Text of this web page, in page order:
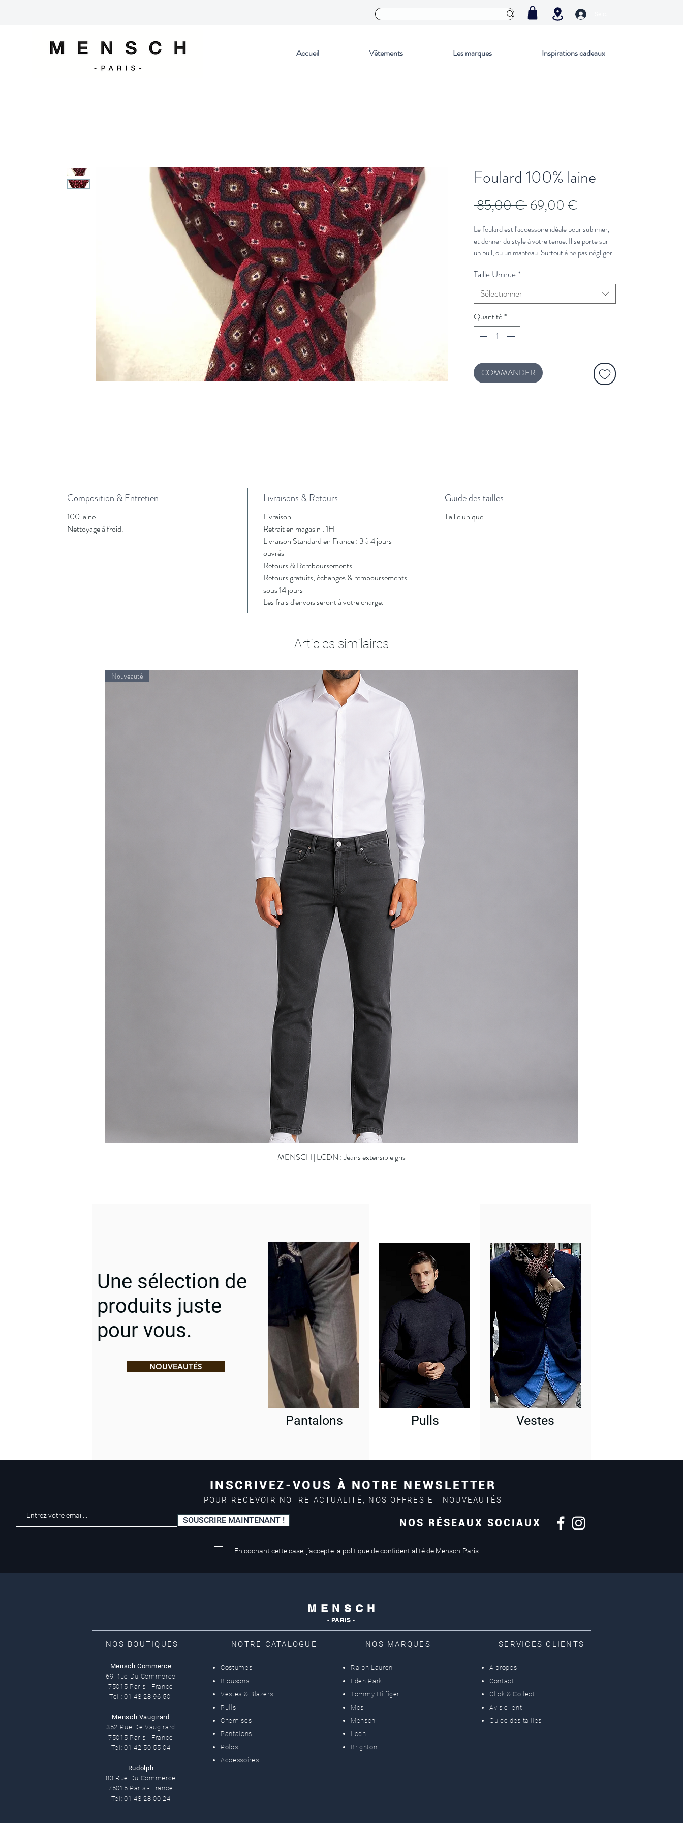
Accueil Vêtements Les marques Inspirations cadeaux
Foulard 100% laine
85,00 € Prix
69,00 €
Le foulard est l'accessoire idéale pour sublimer,
et donner du style à votre tenue. Il se porte sur
un pull, ou un manteau. Surtout à ne pas négliger.
À associer avec :
Veste en laine Menschetun pull camionneur
Vous souhaitez plus de conseils de stylisme?
Cliquez ici et un styliste vous rappelle.
Taille Unique*
Sélectionner
Quantité*
COMMANDER
Composition & Entretien
100 laine.
Nettoyage à froid.
Livraisons & Retours
Livraison :
Retrait en magasin : 1H
Livraison Standard en France : 3 à 4 jours
ouvrés
Retours & Remboursements :
Retours gratuits, échanges & remboursements
sous 14 jours
Les frais d'envois seront à votre charge.
Guide des tailles
Taille unique.
Articles similaires
Aperçu rapide
Nouveauté
MENSCH | LCDN : Jeans extensible gris
Une sélection de
produits juste
pour vous.
NOUVEAUTÉS
Pantalons Pulls Vestes
Mastercard, Visa
en magasin
INSCRIVEZ-VOUS À NOTRE NEWSLETTER
POUR RECEVOIR NOTRE ACTUALITÉ, NOS OFFRES ET NOUVEAUTÉS
SOUSCRIRE MAINTENANT ! NOS RÉSEAUX SOCIAUX
En cochant cette case, j'accepte la politique de confidentialité de Mensch-Paris
M E N S C H
- PARIS -
NOS BOUTIQUES
Mensch Commerce
69 Rue Du Commerce
75015 Paris - France
Tel : 01 48 28 96 50
Mensch Vaugirard
352 Rue De Vaugirard
75015 Paris - France
Tel: 01 42 50 55 04
Rudolph
83 Rue Du Commerce
75015 Paris - France
Tel: 01 48 28 00 24
NOTRE CATALOGUE
Costumes
Blousons
Vestes & Blazers
Pulls
Chemises
Pantalons
Polos
Accessoires
NOS MARQUES
Ralph Lauren
Eden Park
Tommy Hilfiger
Mcs
Mensch
Lcdn
Brighton
SERVICES CLIENTS
A propos
Contact
Click & Collect
Avis client
Guide des tailles